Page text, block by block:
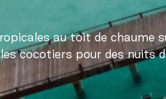
au toit de chaume
cocotiers pour des nuits